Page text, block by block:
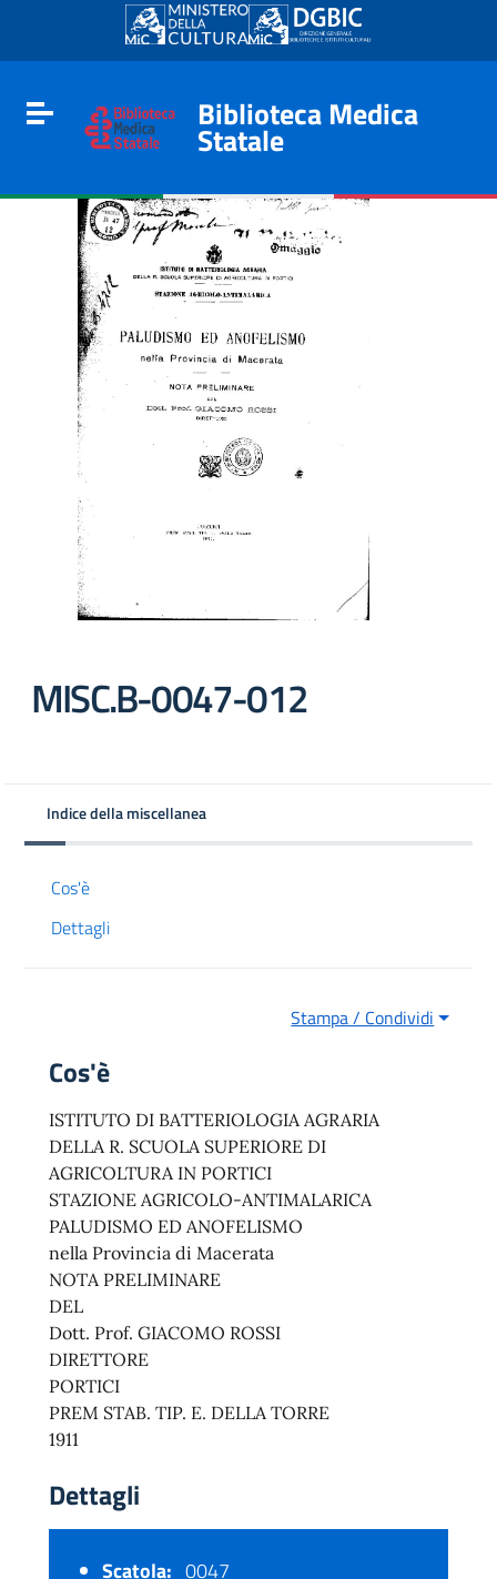
Go to content
Go to the navigation menu
Go to the footer
Toggle navigation
Biblioteca Medica
Statale
MISC.B-0047-012
Indice della miscellanea
Cos'è
Dettagli
Stampa / Condividi
Cos'è
ISTITUTO DI BATTERIOLOGIA AGRARIA
DELLA R. SCUOLA SUPERIORE DI
AGRICOLTURA IN PORTICI
STAZIONE AGRICOLO-ANTIMALARICA
PALUDISMO ED ANOFELISMO
nella Provincia di Macerata
NOTA PRELIMINARE
DEL
Dott. Prof. GIACOMO ROSSI
DIRETTORE
PORTICI
PREM STAB. TIP. E. DELLA TORRE
1911
Dettagli
Scatola: 0047